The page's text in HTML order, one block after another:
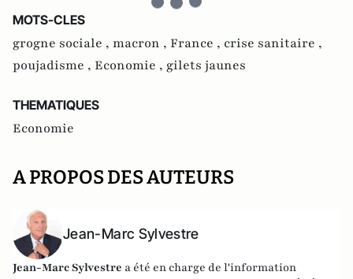
MOTS-CLES
grogne sociale , macron , France , crise sanitaire ,
poujadisme , Economie , gilets jaunes
THEMATIQUES
Economie
A PROPOS DES AUTEURS
Jean-Marc Sylvestre
Jean-Marc Sylvestre a été en charge de l'information